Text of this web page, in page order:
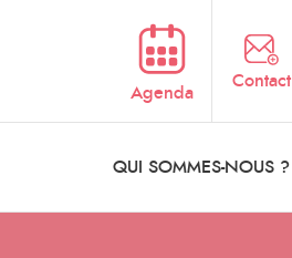
Agenda
Contact
QUI SOMMES-NOUS ?